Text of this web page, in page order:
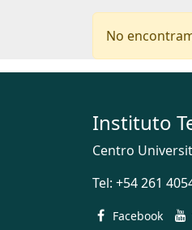
No
Instituto
Centro
Tel: +54 261
Facebook